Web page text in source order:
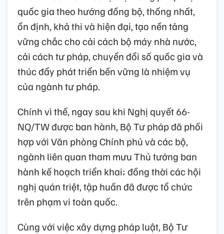
quốc gia theo hướng đồng bộ, thống nhất,
ổn định, khả thi và hiện đại, tạo nền tảng
vững chắc cho cải cách bộ máy nhà nước,
cải cách tư pháp, chuyển đổi số quốc gia và
thúc đẩy phát triển bền vững là nhiệm vụ
của ngành tư pháp.
Chính vì thế, ngay sau khi Nghị quyết 66-
NQ/TW được ban hành, Bộ Tư pháp đã phối
hợp với Văn phòng Chính phủ và các bộ,
ngành liên quan tham mưu Thủ tướng ban
hành kế hoạch triển khai; đồng thời các hội
nghị quán triệt, tập huấn đã được tổ chức
trên phạm vi toàn quốc.
Cùng với việc xây dựng pháp luật, Bộ Tư